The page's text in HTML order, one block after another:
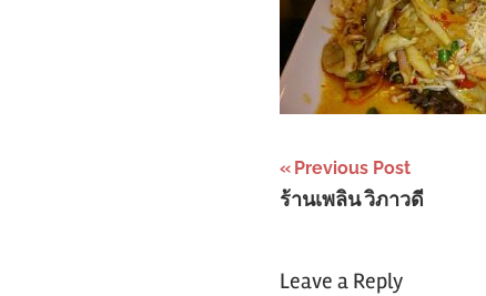
Post
navigation
Previous Post
ร้านเพลิน วิภาวดี
Leave a Reply